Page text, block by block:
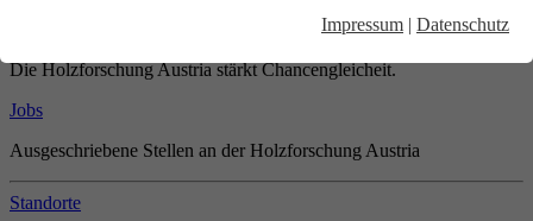
Impressum | Datenschutz
Die Holzforschung Austria stärkt Chancengleicheit.
Jobs
Ausgeschriebene Stellen an der Holzforschung Austria
Standorte